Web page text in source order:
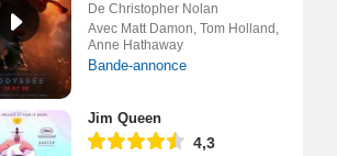
De Christopher Nolan
Avec Matt Damon, Tom Holland,
Anne Hathaway
Bande-annonce
Jim Queen
4,3